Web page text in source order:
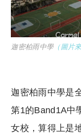
迦密柏雨中學（圖片來
迦密柏雨中學是
第1的Band1A中
女校，算得上是